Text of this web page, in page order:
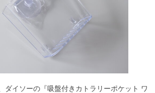
ダイソーの『吸盤付きカトラリーポケット ワ